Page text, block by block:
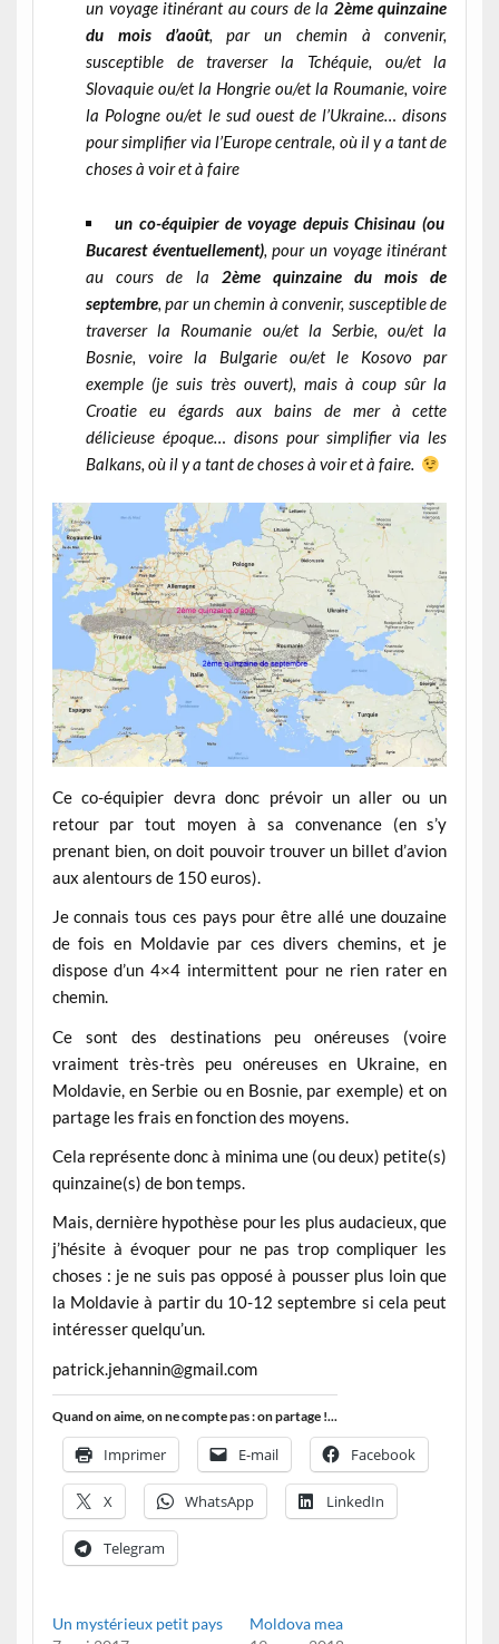
un voyage itinérant au cours de la 2ème quinzaine
du mois d’août, par un chemin à convenir,
susceptible de traverser la Tchéquie, ou/et la
Slovaquie ou/et la Hongrie ou/et la Roumanie, voire
la Pologne ou/et le sud ouest de l’Ukraine… disons
pour simplifier via l’Europe centrale, où il y a tant de
choses à voir et à faire
un co-équipier de voyage depuis Chisinau (ou
Bucarest éventuellement), pour un voyage itinérant
au cours de la 2ème quinzaine du mois de
septembre, par un chemin à convenir, susceptible de
traverser la Roumanie ou/et la Serbie, ou/et la
Bosnie, voire la Bulgarie ou/et le Kosovo par
exemple (je suis très ouvert), mais à coup sûr la
Croatie eu égards aux bains de mer à cette
délicieuse époque… disons pour simplifier via les
Balkans, où il y a tant de choses à voir et à faire.
Ce co-équipier devra donc prévoir un aller ou un
retour par tout moyen à sa convenance (en s’y
prenant bien, on doit pouvoir trouver un billet d’avion
aux alentours de 150 euros).
Je connais tous ces pays pour être allé une douzaine
de fois en Moldavie par ces divers chemins, et je
dispose d’un 4×4 intermittent pour ne rien rater en
chemin.
Ce sont des destinations peu onéreuses (voire
vraiment très-très peu onéreuses en Ukraine, en
Moldavie, en Serbie ou en Bosnie, par exemple) et on
partage les frais en fonction des moyens.
Cela représente donc à minima une (ou deux) petite(s)
quinzaine(s) de bon temps.
Mais, dernière hypothèse pour les plus audacieux, que
j’hésite à évoquer pour ne pas trop compliquer les
choses : je ne suis pas opposé à pousser plus loin que
la Moldavie à partir du 10-12 septembre si cela peut
intéresser quelqu’un.
patrick.jehannin@gmail.com
Quand on aime, on ne compte pas : on partage !...
Imprimer E-mail Facebook
X WhatsApp LinkedIn
Telegram
Un mystérieux petit pays
Moldova mea